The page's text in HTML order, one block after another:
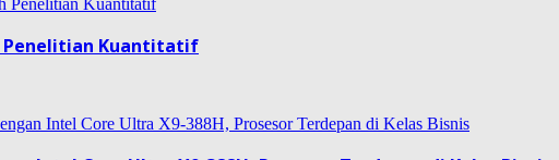
Penelitian Kuantitatif